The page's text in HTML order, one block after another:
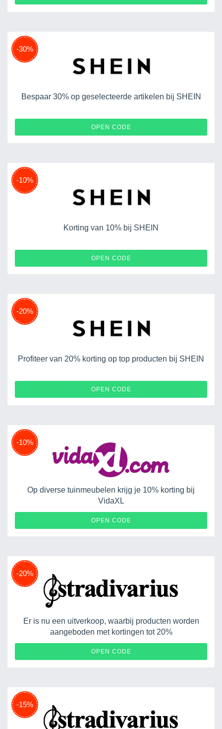
-30%
Bespaar 30% op geselecteerde artikelen bij SHEIN
OPEN CODE
-10%
Korting van 10% bij SHEIN
OPEN CODE
-20%
Profiteer van 20% korting op top producten bij SHEIN
OPEN CODE
-10%
Op diverse tuinmeubelen krijg je 10% korting bij
VidaXL
OPEN CODE
-20%
Er is nu een uitverkoop, waarbij producten worden
aangeboden met kortingen tot 20%
OPEN CODE
-15%